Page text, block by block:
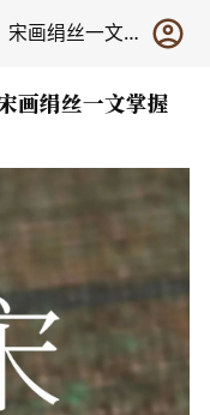
显微镜下看顶级宋画用什么绢？宋画绢丝一文掌握
画绢丝一文掌握